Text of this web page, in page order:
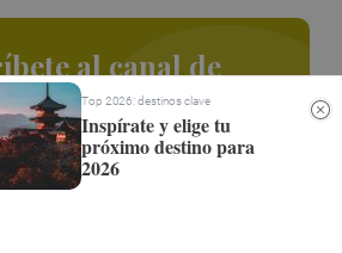
al canal de
Whatsapp
día de las últimas noticias
suscribirme!
Top 2026: destinos clave
Inspírate y elige tu
próximo destino para
2026